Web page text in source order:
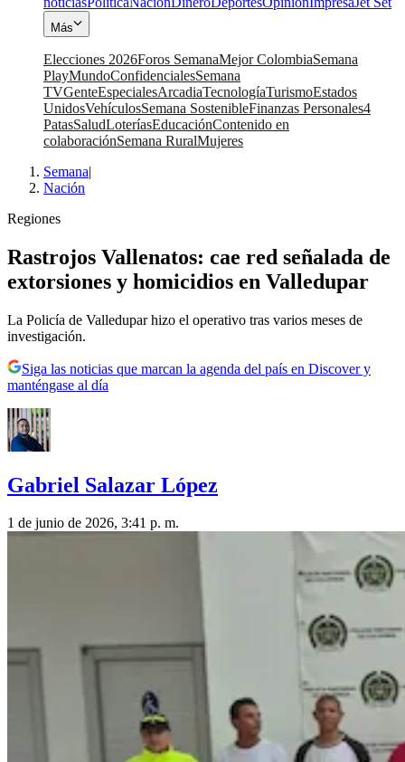
Más
Elecciones 2026Foros SemanaMejor ColombiaSemana
PlayMundoConfidencialesSemana
TVGenteEspecialesArcadiaTecnologíaTurismoEstados
UnidosVehículosSemana SostenibleFinanzas Personales4
PatasSaludLoteríasEducaciónContenido en
colaboraciónSemana RuralMujeres
Semana|
Nación
Regiones
Rastrojos Vallenatos: cae red señalada de
extorsiones y homicidios en Valledupar
La Policía de Valledupar hizo el operativo tras varios meses de
investigación.
Siga las noticias que marcan la agenda del país en Discover y
manténgase al día
Gabriel Salazar López
1 de junio de 2026, 3:41 p. m.